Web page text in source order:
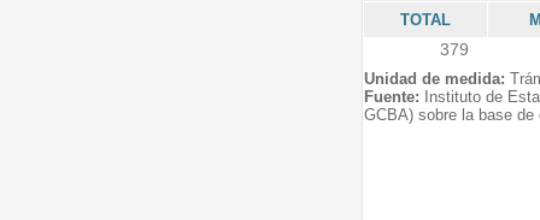
TOTAL
379
Unidad de medida:
Fuente: Instituto de
GCBA) sobre la base